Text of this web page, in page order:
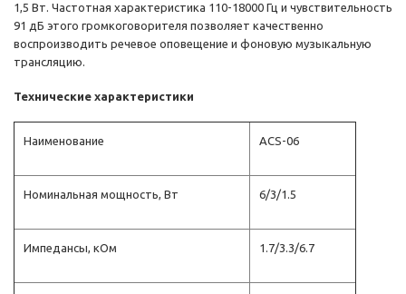
1,5 Вт. Частотная характеристика 110-18000 Гц и чувствительность
91 дБ этого громкоговорителя позволяет качественно
воспроизводить речевое оповещение и фоновую музыкальную
трансляцию.
Технические характеристики
Наименование ACS-06
Номинальная мощность, Вт 6/3/1.5
Импедансы, кОм 1.7/3.3/6.7